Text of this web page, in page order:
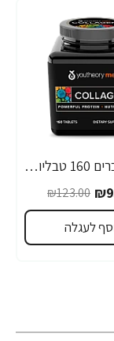
קולגן לגברים 160 טבליות - מבית Youtheory
₪123.00
לעגלה